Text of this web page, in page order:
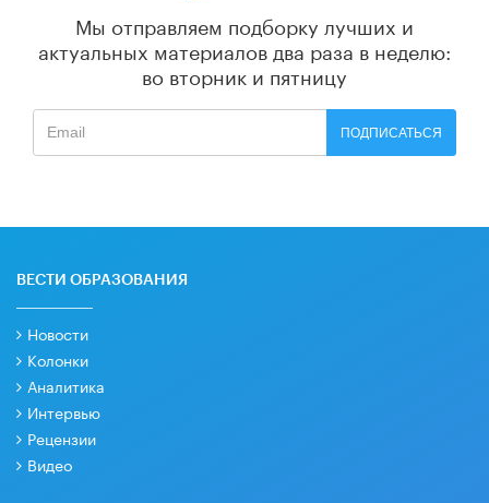
Мы отправляем подборку лучших и
актуальных материалов два раза в неделю:
во вторник и пятницу
ПОДПИСАТЬСЯ
ВЕСТИ ОБРАЗОВАНИЯ
Новости
Колонки
Аналитика
Интервью
Рецензии
Видео